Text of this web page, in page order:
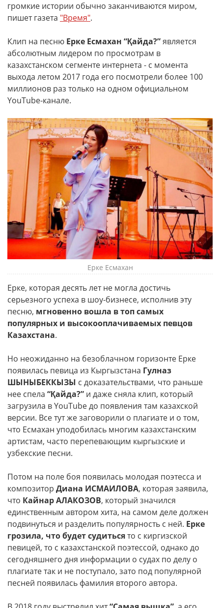
громкие истории обычно заканчиваются миром,
пишет газета "Время".
Клип на песню Ерке Есмахан “Қайда?”является
абсолютным лидером по просмотрам в
казахстанском сегменте интернета - с момента
выхода летом 2017 года его посмотрели более 100
миллионов раз только на одном официальном
YouTube-канале.
Ерке Есмахан
Ерке, которая десять лет не могла достичь
серьезного успеха в шоу-бизнесе, исполнив эту
песню, мгновенно вошла в топ самых
популярных и высокооплачиваемых певцов
Казахстана.
Но неожиданно на безоблачном горизонте Ерке
появилась певица из Кыргызстана Гулназ
ШЫНЫБЕККЫЗЫ с доказательствами, что раньше
нее спела “Қайда?” и даже сняла клип, который
загрузила в YouTube до появления там казахской
версии. Все тут же заговорили о плагиате и о том,
что Есмахан уподобилась многим казахстанским
артистам, часто перепевающим кыргызские и
узбекские песни.
Потом на поле боя появилась молодая поэтесса и
композитор Диана ИСМАИЛОВА, которая заявила,
что Кайнар АЛАКОЗОВ, который значился
единственным автором хита, на самом деле должен
подвинуться и разделить популярность с ней. Ерке
грозила, что будет судитьсято с киргизской
певицей, то с казахстанской поэтессой, однако до
сегодняшнего дня информации о судах по делу о
плагиате так и не поступало, зато под популярной
песней появилась фамилия второго автора.